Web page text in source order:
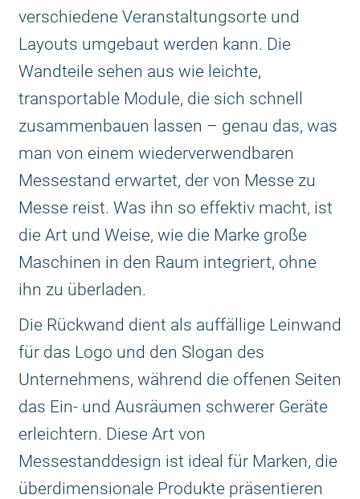
verschiedene Veranstaltungsorte und
Layouts umgebaut werden kann. Die
Wandteile sehen aus wie leichte,
transportable Module, die sich schnell
zusammenbauen lassen – genau das, was
man von einem wiederverwendbaren
Messestand erwartet, der von Messe zu
Messe reist. Was ihn so effektiv macht, ist
die Art und Weise, wie die Marke große
Maschinen in den Raum integriert, ohne
ihn zu überladen.
Die Rückwand dient als auffällige Leinwand
für das Logo und den Slogan des
Unternehmens, während die offenen Seiten
das Ein- und Ausräumen schwerer Geräte
erleichtern. Diese Art von
Messestanddesign ist ideal für Marken, die
überdimensionale Produkte präsentieren